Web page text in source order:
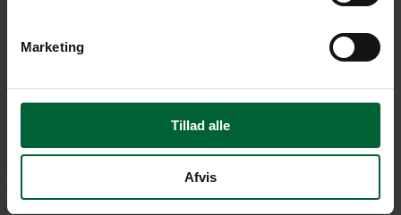
Marketing
Tillad alle
Afvis